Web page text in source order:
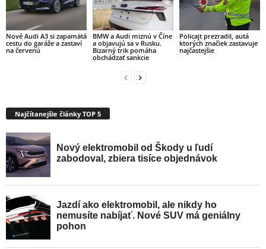
Nové Audi A3 si zapamätá
cestu do garáže a zastaví
na červenú
BMW a Audi miznú v Číne
a objavujú sa v Rusku.
Bizarný trik pomáha
obchádzať sankcie
Policajt prezradil, autá
ktorých značiek zastavuje
najčastejšie
Najčítanejšie články TOP 5